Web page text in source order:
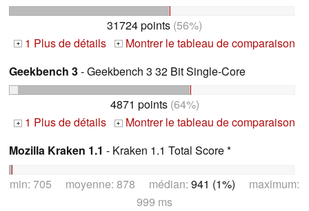
31724 points (56%)
+ 1 Plus de détails + Montrer le tableau de comparaison
Geekbench 3- Geekbench 3 32 Bit Single-Core
4871 points(64%)
+ 1 Plus de détails + Montrer le tableau de comparaison
Mozilla Kraken 1.1 - Kraken 1.1 Total Score *
min: 705 moyenne: 878 médian: 941 (1%) maximum:
999 ms